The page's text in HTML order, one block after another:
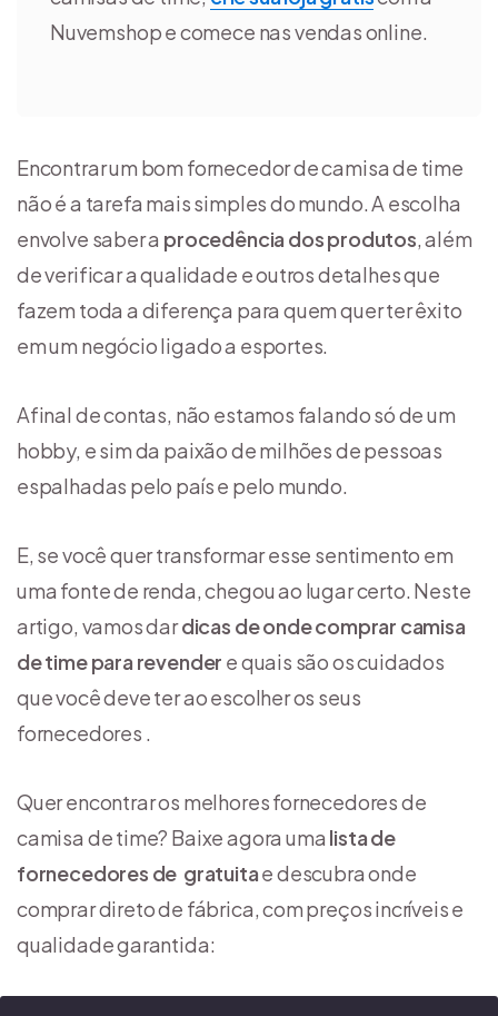
Nuvemshop e comece nas vendas online.
Encontrar um bom fornecedor de camisa de time
não é a tarefa mais simples do mundo. A escolha
envolve saber a procedência dos produtos, além
de verificar a qualidade e outros detalhes que
fazem toda a diferença para quem quer ter êxito
em um negócio ligado a esportes.
Afinal de contas, não estamos falando só de um
hobby, e sim da paixão de milhões de pessoas
espalhadas pelo país e pelo mundo.
E, se você quer transformar esse sentimento em
uma fonte de renda, chegou ao lugar certo. Neste
artigo, vamos dardicas de onde comprar camisa
de time para revender e quais são os cuidados
que você deve ter ao escolher os seus
fornecedores .
Quer encontrar os melhores fornecedores de
camisa de time? Baixe agora uma lista de
fornecedores de gratuitae descubra onde
comprar direto de fábrica, com preços incríveis e
qualidade garantida: